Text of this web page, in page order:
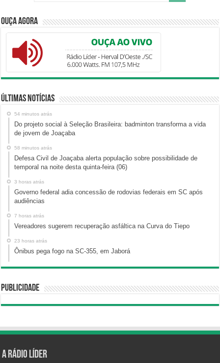
Ouça Agora
Últimas Notícias
54 minutos atrás
Do projeto social à Seleção Brasileira: badminton transforma a vida
de jovem de Joaçaba
58 minutos atrás
Defesa Civil de Joaçaba alerta população sobre possibilidade de
temporal na noite desta quinta-feira (06)
3 horas atrás
Governo federal adia concessão de rodovias federais em SC após
audiências
7 horas atrás
Vereadores sugerem recuperação asfáltica na Curva do Tiepo
23 horas atrás
Ônibus pega fogo na SC-355, em Jaborá
Publicidade
A Rádio Líder